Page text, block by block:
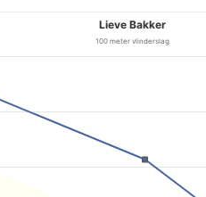
Lieve Bakker
100 meter vlinderslag